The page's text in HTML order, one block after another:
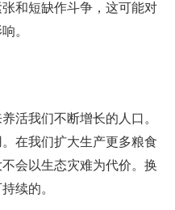
和短缺作斗争，这可能对
。
活我们不断增长的人口。
在我们扩大生产更多粮食
会以生态灾难为代价。换
续的。